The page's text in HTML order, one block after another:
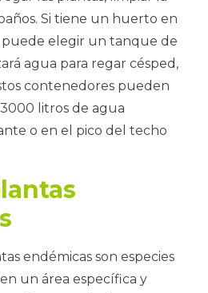
Si tiene un huerto en
puede elegir un tanque de
agua para regar césped,
contenedores pueden
litros de agua
o en el pico del techo
endémicas son especies
un área específica y